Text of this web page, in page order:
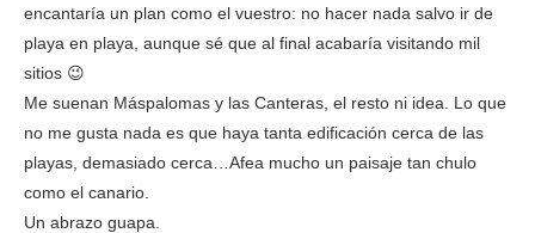
encantaría un plan como el vuestro: no hacer nada salvo ir de
playa en playa, aunque sé que al final acabaría visitando mil
sitios 😉
Me suenan Máspalomas y las Canteras, el resto ni idea. Lo que
no me gusta nada es que haya tanta edificación cerca de las
playas, demasiado cerca…Afea mucho un paisaje tan chulo
como el canario.
Un abrazo guapa.